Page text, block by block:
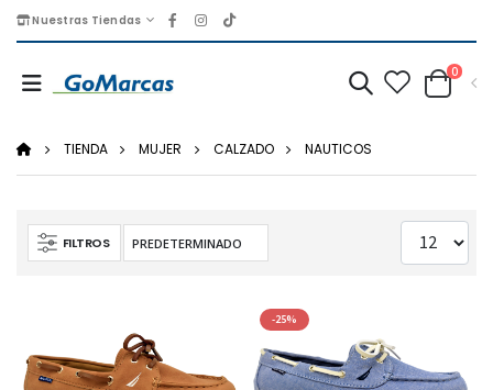
Nuestras Tiendas
0
TIENDA MUJER CALZADO NAUTICOS
FILTROS
-25%